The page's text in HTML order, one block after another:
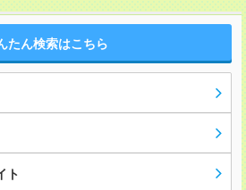
たん検索はこちら
ト